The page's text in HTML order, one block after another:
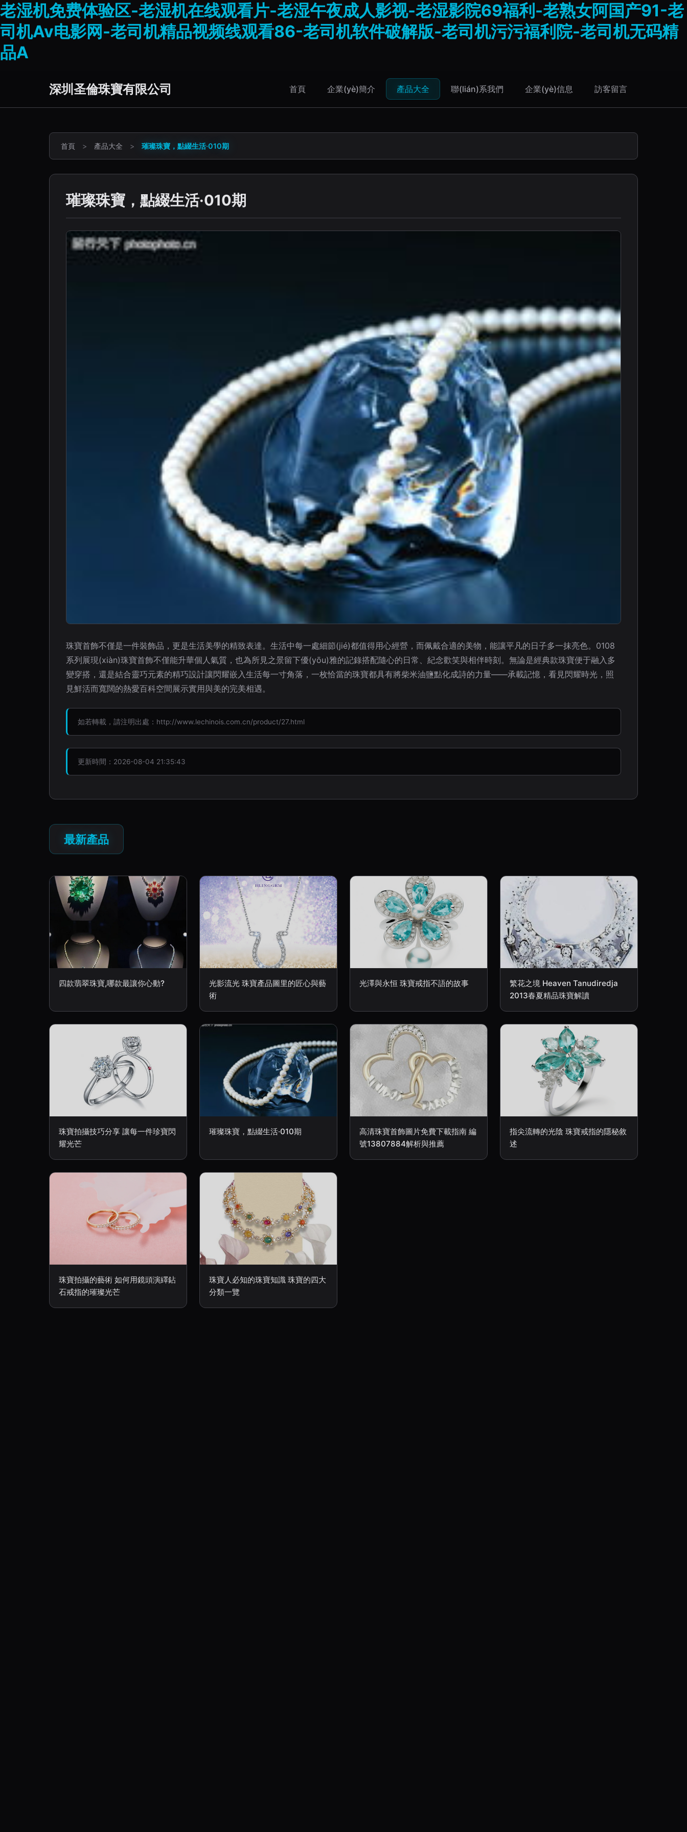
老湿机免费体验区-老湿机在线观看片-老湿午夜成人影视-老湿影院69福利-老熟女阿国产91-老
司机Av电影网-老司机精品视频线观看86-老司机软件破解版-老司机污污福利院-老司机无码精
品A
深圳圣倫珠寶有限公司 首頁 企業(yè)簡介 產品大全 聯(lián)系我們 企業(yè)信息 訪客留言
首頁 > 產品大全 > 璀璨珠寶，點綴生活·010期
璀璨珠寶，點綴生活·010期
珠寶首飾不僅是一件裝飾品，更是生活美學的精致表達。生活中每一處細節(jié)都值得用心經營，而佩戴合適的美物，能讓平凡的日子多一抹亮色。0108
系列展現(xiàn)珠寶首飾不僅能升華個人氣質，也為所見之景留下優(yōu)雅的記錄搭配隨心的日常、紀念歡笑與相伴時刻。無論是經典款珠寶便于融入多
變穿搭，還是結合靈巧元素的精巧設計讓閃耀嵌入生活每一寸角落，一枚恰當的珠寶都具有將柴米油鹽點化成詩的力量——承載記憶，看見閃耀時光，照
見鮮活而寬闊的熱愛百科空間展示實用與美的完美相遇。
如若轉載，請注明出處：http://www.lechinois.com.cn/product/27.html
更新時間：2026-08-04 21:35:43
最新產品
四款翡翠珠寶,哪款最讓你心動?
光影流光 珠寶產品圖里的匠心與藝
術
光澤與永恒 珠寶戒指不語的故事
繁花之境 Heaven Tanudiredja
2013春夏精品珠寶解讀
珠寶拍攝技巧分享 讓每一件珍寶閃
耀光芒
璀璨珠寶，點綴生活·010期
高清珠寶首飾圖片免費下載指南 編
號13807884解析與推薦
指尖流轉的光陰 珠寶戒指的隱秘敘
述
珠寶拍攝的藝術 如何用鏡頭演繹鉆
石戒指的璀璨光芒
珠寶人必知的珠寶知識 珠寶的四大
分類一覽